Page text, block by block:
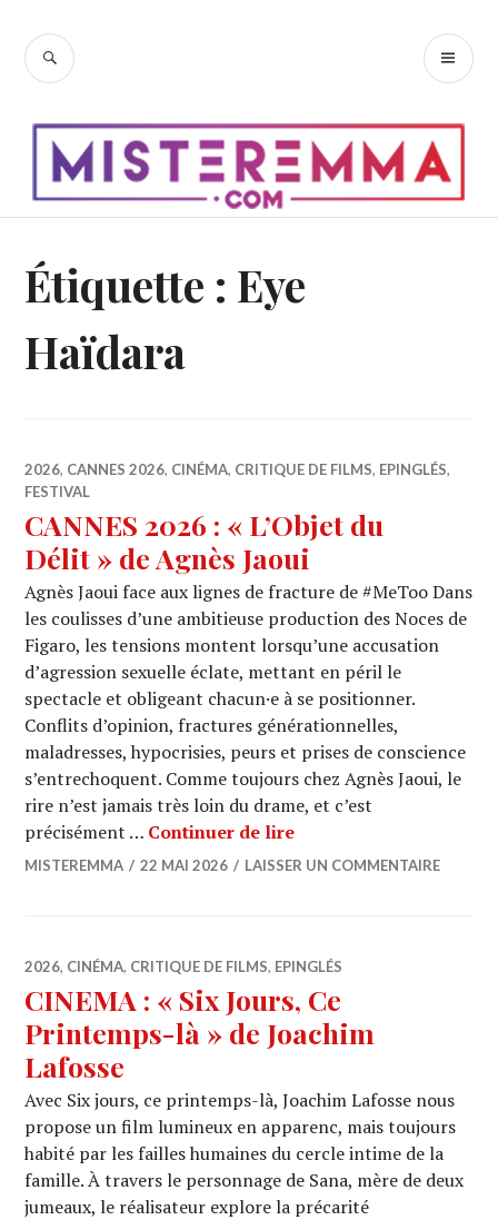
contenu
RECHERCHE
Étiquette : Eye
Haïdara
2026, CANNES 2026, CINÉMA, CRITIQUE DE FILMS, EPINGLÉS,
FESTIVAL
CANNES 2026 : « L’Objet du
Délit » de Agnès Jaoui
Agnès Jaoui face aux lignes de fracture de #MeToo Dans
les coulisses d’une ambitieuse production des Noces de
Figaro, les tensions montent lorsqu’une accusation
d’agression sexuelle éclate, mettant en péril le
spectacle et obligeant chacun·e à se positionner.
Conflits d’opinion, fractures générationnelles,
maladresses, hypocrisies, peurs et prises de conscience
s’entrechoquent. Comme toujours chez Agnès Jaoui, le
rire n’est jamais très loin du drame, et c’est
précisément … Continuer de lireCANNES 2026 : «
MISTEREMMA 22 MAI 2026 LAISSER UN COMMENTAIRE
2026, CINÉMA, CRITIQUE DE FILMS, EPINGLÉS
CINEMA : « Six Jours, Ce
Printemps-là » de Joachim
Lafosse
Avec Six jours, ce printemps-là, Joachim Lafosse nous
propose un film lumineux en apparenc, mais toujours
habité par les failles humaines du cercle intime de la
famille. À travers le personnage de Sana, mère de deux
jumeaux, le réalisateur explore la précarité